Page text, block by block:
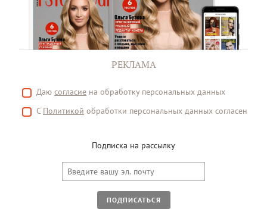
РЕКЛАМА
Даю согласие на обработку персональных данных
С Политикой обработки персональных данных согласен
Подписка на рассылку
ПОДПИСАТЬСЯ